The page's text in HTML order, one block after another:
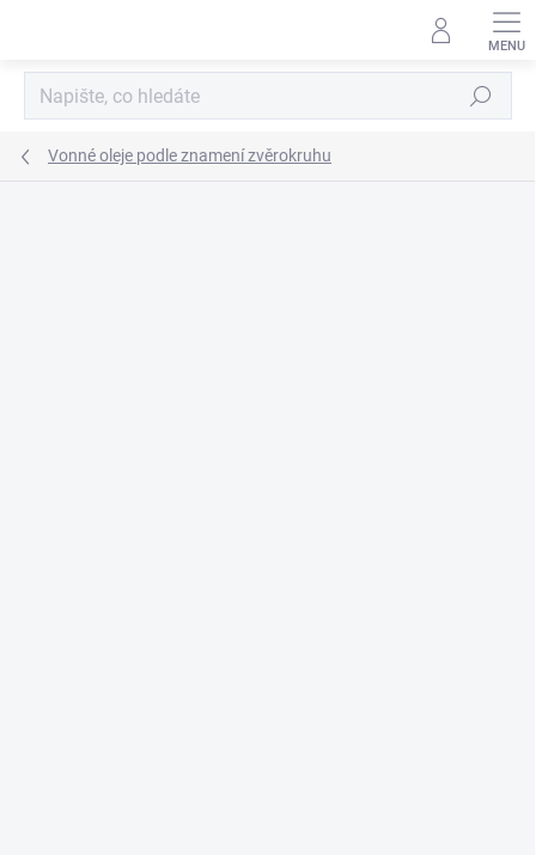
Hledat
Vonné oleje podle znamení zvěrokruhu